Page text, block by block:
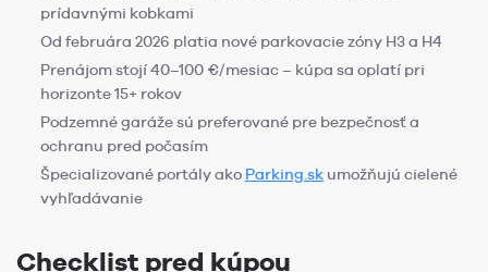
prídavnými kobkami
Od februára 2026 platia nové parkovacie zóny H3 a H4
Prenájom stojí 40–100 €/mesiac – kúpa sa oplatí pri
horizonte 15+ rokov
Podzemné garáže sú preferované pre bezpečnosť a
ochranu pred počasím
Špecializované portály ako Parking.sk umožňujú cielené
vyhľadávanie
Checklist pred kúpou